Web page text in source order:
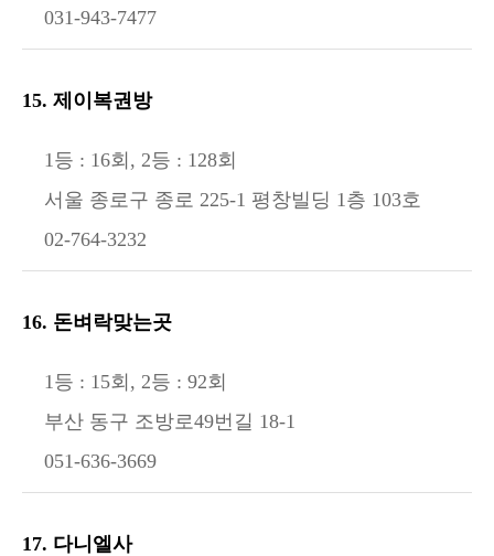
031-943-7477
15. 제이복권방
1등 : 16회, 2등 : 128회
서울 종로구 종로 225-1 평창빌딩 1층 103호
02-764-3232
16. 돈벼락맞는곳
1등 : 15회, 2등 : 92회
부산 동구 조방로49번길 18-1
051-636-3669
17. 다니엘사